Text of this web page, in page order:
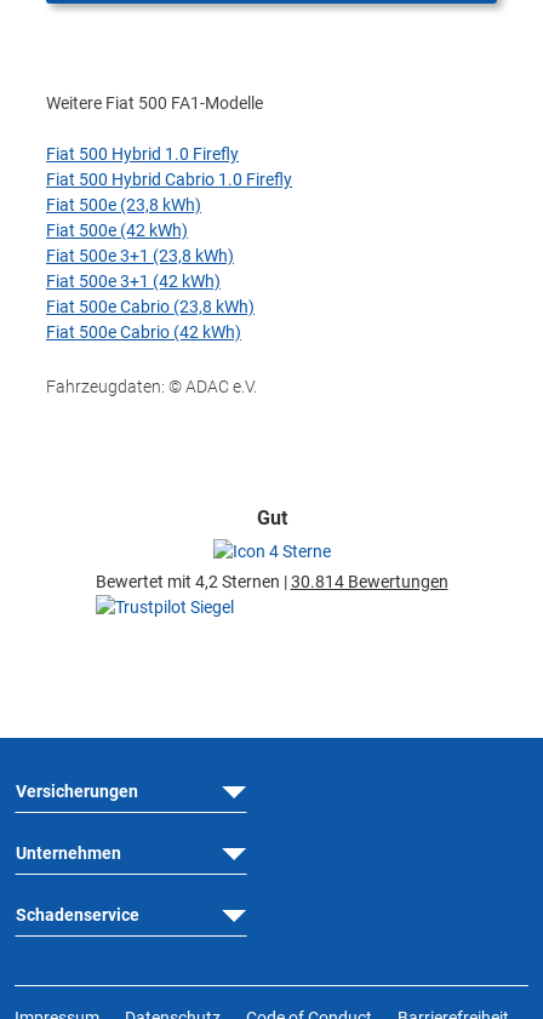
Weitere Fiat 500 FA1-Modelle
Fiat 500 Hybrid 1.0 Firefly
Fiat 500 Hybrid Cabrio 1.0 Firefly
Fiat 500e (23,8 kWh)
Fiat 500e (42 kWh)
Fiat 500e 3+1 (23,8 kWh)
Fiat 500e 3+1 (42 kWh)
Fiat 500e Cabrio (23,8 kWh)
Fiat 500e Cabrio (42 kWh)
Fahrzeugdaten: © ADAC e.V.
Gut
Bewertet mit 4,2 Sternen |30.814 Bewertungen
Versicherungen
Unternehmen
Schadenservice